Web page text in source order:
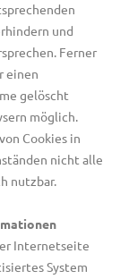
und
Ferner
einen
gelöscht
möglich.
Cookies in
nicht alle
nutzbar.
Internetseite
System